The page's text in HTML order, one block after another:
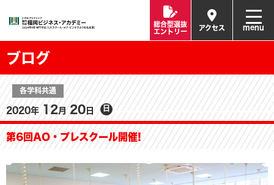
総合型選抜
エントリー
アクセス menu
ブログ
各学科共通
2020年 12月 20日 日
第6回AO・プレスクール開催!